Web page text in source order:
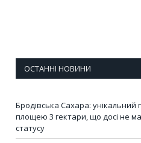
ОСТАННІ НОВИНИ
Бродівська Сахара:
площею 3 гектари, що досі не
статусу